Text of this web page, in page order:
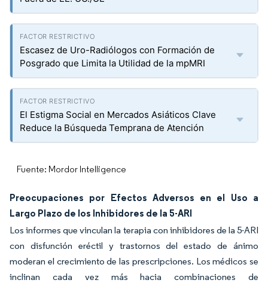
Escasez de Uro-Radiólogos con Formación de
Posgrado que Limita la Utilidad de la mpMRI
El Estigma Social en Mercados Asiáticos Clave
Reduce la Búsqueda Temprana de Atención
Fuente: Mordor Intelligence
Preocupaciones por Efectos Adversos en el Uso a
Largo Plazo de los Inhibidores de la 5-ARI
Los informes que vinculan la terapia con inhibidores de la 5-ARI
con disfunción eréctil y trastornos del estado de ánimo
moderan el crecimiento de las prescripciones. Los médicos se
inclinan cada vez más hacia combinaciones de